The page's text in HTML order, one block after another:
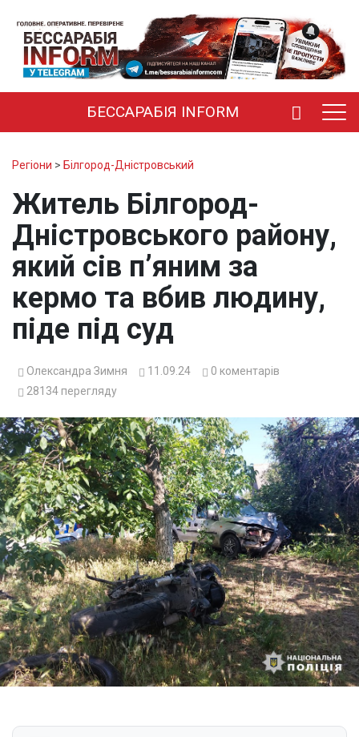
БЕССАРАБІЯ INFORM
Регіони > Білгород-Дністровський
Житель Білгород-
Дністровського району,
який сів п’яним за
кермо та вбив людину,
піде під суд
Олександра Зимня 11.09.24 0 коментарів
28134 перегляду